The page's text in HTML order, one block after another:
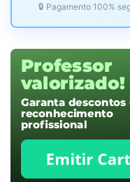
🔒 Pagamento 100%